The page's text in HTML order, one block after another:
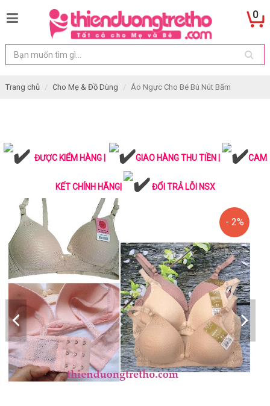
0
Trang chủ Cho Mẹ & Đồ Dùng Áo Ngực Cho Bé Bú Nút Bấm
ĐƯỢC KIỂM HÀNG | GIAO HÀNG THU TIỀN | CAM
KẾT CHÍNH HÃNG| ĐỔI TRẢ LỖI NSX
- 2%